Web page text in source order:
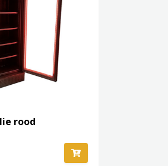
rood